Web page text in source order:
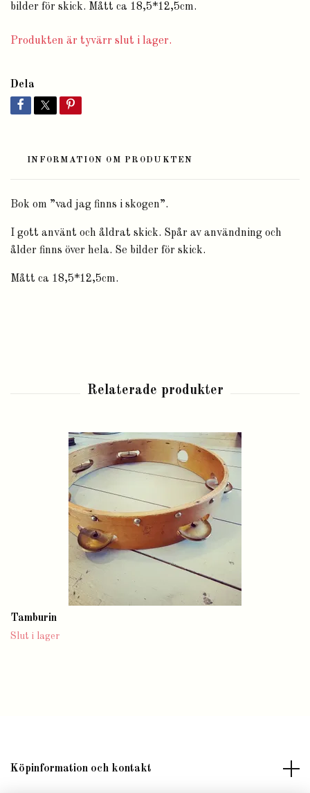
bilder för skick. Mått ca 18,5*12,5cm.
Produkten är tyvärr slut i lager.
Dela
INFORMATION OM PRODUKTEN
Bok om ”vad jag finns i skogen”.
I gott använt och åldrat skick. Spår av användning och
ålder finns över hela. Se bilder för skick.
Mått ca 18,5*12,5cm.
Tamburin
Slut i lager
Köpinformation och kontakt